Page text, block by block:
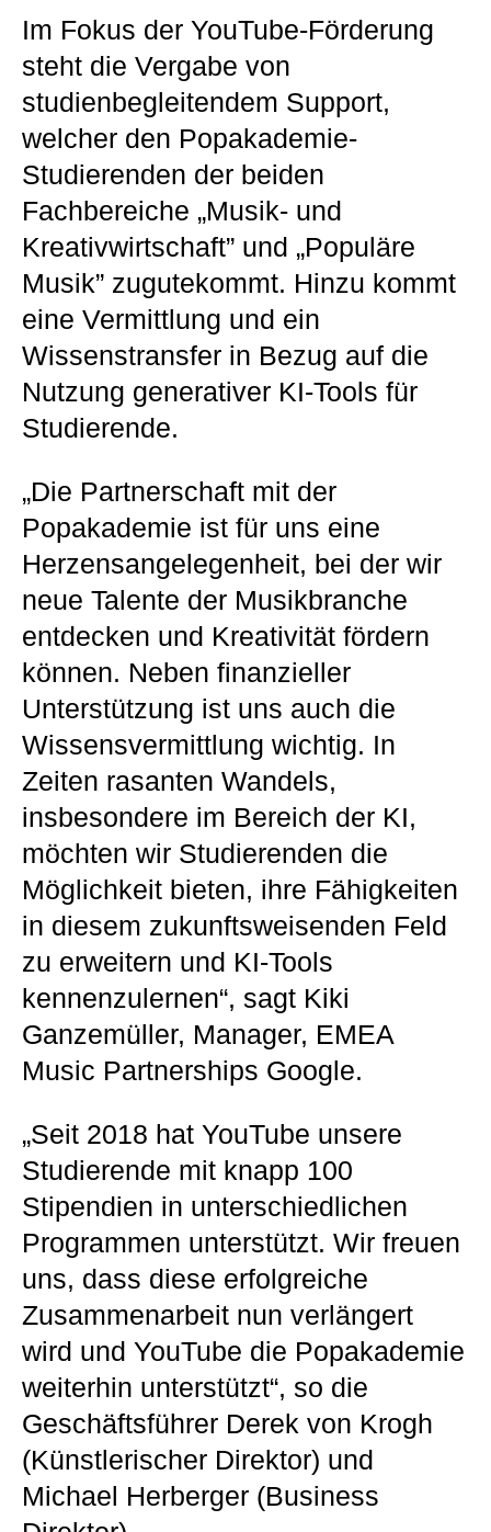
Im Fokus der YouTube-Förderung
steht die Vergabe von
studienbegleitendem Support,
welcher den Popakademie-
Studierenden der beiden
Fachbereiche „Musik- und
Kreativwirtschaft” und „Populäre
Musik” zugutekommt. Hinzu kommt
eine Vermittlung und ein
Wissenstransfer in Bezug auf die
Nutzung generativer KI-Tools für
Studierende.
„Die Partnerschaft mit der
Popakademie ist für uns eine
Herzensangelegenheit, bei der wir
neue Talente der Musikbranche
entdecken und Kreativität fördern
können. Neben finanzieller
Unterstützung ist uns auch die
Wissensvermittlung wichtig. In
Zeiten rasanten Wandels,
insbesondere im Bereich der KI,
möchten wir Studierenden die
Möglichkeit bieten, ihre Fähigkeiten
in diesem zukunftsweisenden Feld
zu erweitern und KI-Tools
kennenzulernen“, sagt Kiki
Ganzemüller, Manager, EMEA
Music Partnerships Google.
„Seit 2018 hat YouTube unsere
Studierende mit knapp 100
Stipendien in unterschiedlichen
Programmen unterstützt. Wir freuen
uns, dass diese erfolgreiche
Zusammenarbeit nun verlängert
wird und YouTube die Popakademie
weiterhin unterstützt“, so die
Geschäftsführer Derek von Krogh
(Künstlerischer Direktor) und
Michael Herberger (Business